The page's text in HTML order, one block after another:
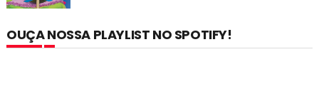
OUÇA NOSSA PLAYLIST NO SPOTIFY!